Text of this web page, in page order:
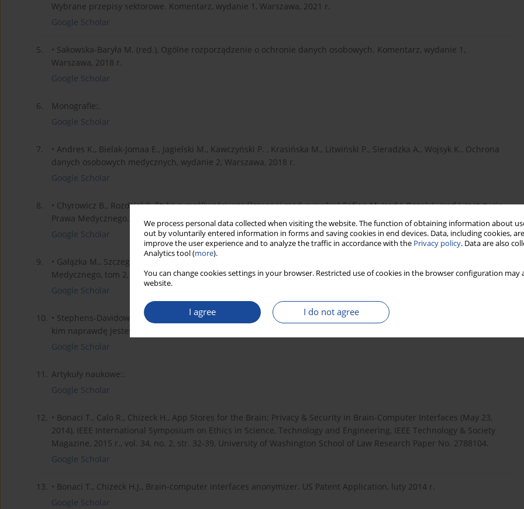
We process personal data collected when visiting the website. The function of obtaining information about
out by voluntarily entered information in forms and saving cookies in end devices. Data, including cookies,
improve the user experience and to analyze the traffic in accordance with the Privacy policy. Data are also
Analytics tool (more).
You can change cookies settings in your browser. Restricted use of cookies in the browser configuration
website.
I agree I do not agree
Wybrane przepisy sektorowe. Komentarz, wydanie 1, Warszawa, 2021 r.
Google Scholar
5.
• Sakowska-Baryła M. (red.), Ogólne rozporządzenie o ochronie danych osobowych. Komentarz, wydanie 1,
Warszawa, 2018 r.
Google Scholar
6.
Monografie:.
Google Scholar
7.
• Andres K., Bielak-Jomaa E., Jagielski M., Kawczyński P. , Krasińska M., Litwiński P., Sieradzka A., Wojsyk K., Ochrona
danych osobowych medycznych, wydanie 2, Warszawa, 2018 r.
Google Scholar
8.
• Chyrowicz B., Rozdział 3. Etyka a możliwości współczesnej medycyny [w:] Safjan M. (red.), Bosek L. (red.), Instytucje
Prawa Medycznego. System Prawa Medycznego tom 1, wydanie 1, Warszawa, 2018 r.
Google Scholar
9.
• Gałązka M., Szczególne świadczenia zdrowotne [w:] Bosek L. (red.), Wnukiewicz-Kozłowska A. (red.), System Prawa
Medycznego, tom 2, wydanie 1, Warszawa, 2018 r.
Google Scholar
10. • Stephens-Davidowitz S., Wszyscy kłamią. Big data, nowe dane i wszystko, co internet może nam powiedzieć o tym,
kim naprawdę jesteśmy, wydanie 1, 2019 r.
Google Scholar
11. Artykuły naukowe:.
Google Scholar
12. • Bonaci T., Calo R., Chizeck H., App Stores for the Brain: Privacy & Security in Brain-Computer Interfaces (May 23,
2014), IEEE International Symposium on Ethics in Science, Technology and Engineering, IEEE Technology & Society
Magazine, 2015 r., vol. 34, no. 2, str. 32-39, University of Washington School of Law Research Paper No. 2788104.
Google Scholar
13. • Bonaci T., Chizeck H.J., Brain-computer interfaces anonymizer. US Patent Application, luty 2014 r.
Google Scholar